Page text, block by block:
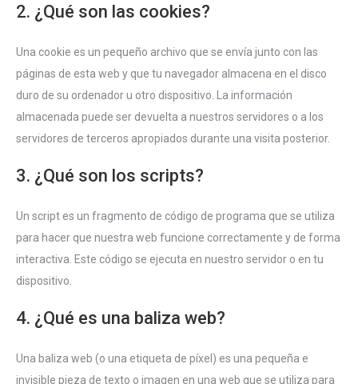
2. ¿Qué son las cookies?
Una cookie es un pequeño archivo que se envía junto con las
páginas de esta web y que tu navegador almacena en el disco
duro de su ordenador u otro dispositivo. La información
almacenada puede ser devuelta a nuestros servidores o a los
servidores de terceros apropiados durante una visita posterior.
3. ¿Qué son los scripts?
Un script es un fragmento de código de programa que se utiliza
para hacer que nuestra web funcione correctamente y de forma
interactiva. Este código se ejecuta en nuestro servidor o en tu
dispositivo.
4. ¿Qué es una baliza web?
Una baliza web (o una etiqueta de píxel) es una pequeña e
invisible pieza de texto o imagen en una web que se utiliza para